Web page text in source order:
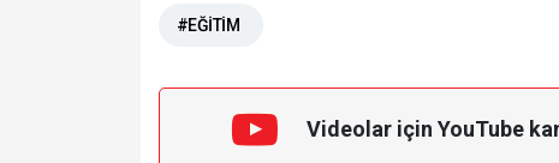
#EĞİTİM
Videolar için YouTube